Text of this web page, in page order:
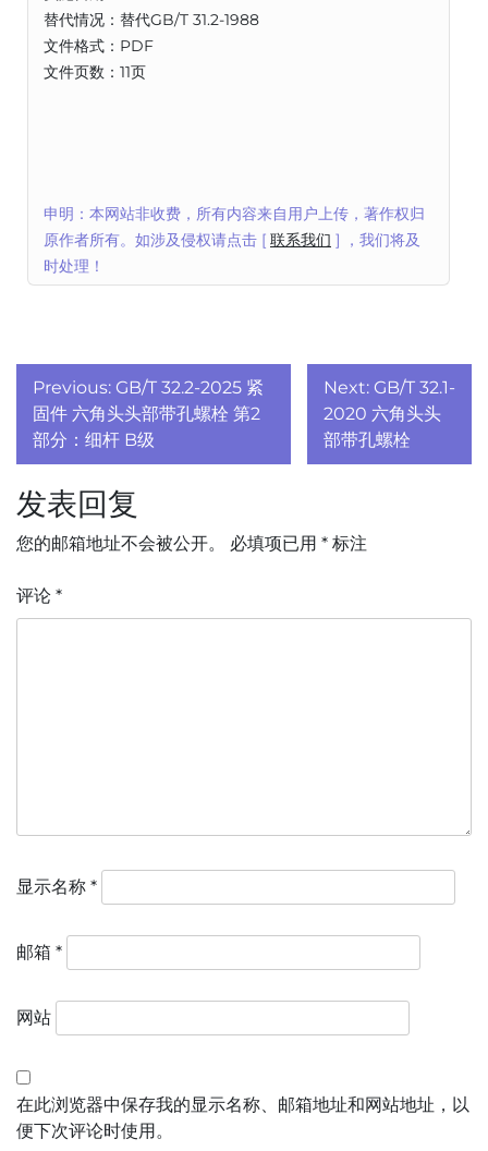
替代情况：替代GB/T 31.2-1988
文件格式：PDF
文件页数：11页
申明：本网站非收费，所有内容来自用户上传，著作权归
原作者所有。如涉及侵权请点击 [ 联系我们 ] ，我们将及
时处理！
文
章
导
航
Previous: GB/T 32.2-2025 紧
固件 六角头头部带孔螺栓 第2
部分：细杆 B级
Next: GB/T 32.1-
2020 六角头头
部带孔螺栓
发表回复
您的邮箱地址不会被公开。 必填项已用 * 标注
评论 *
显示名称 *
邮箱 *
网站
在此浏览器中保存我的显示名称、邮箱地址和网站地址，以
便下次评论时使用。